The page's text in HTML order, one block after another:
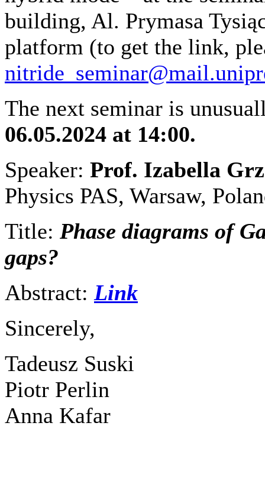
building, Al. Prymasa
platform (to get the link,
The next seminar is
06.05.2024 at 14:00.
Speaker: Prof. Izabella
Physics PAS, Warsaw,
Title: Phase diagrams of
gaps?
Abstract: Link
Sincerely,
Tadeusz Suski
Piotr Perlin
Anna Kafar